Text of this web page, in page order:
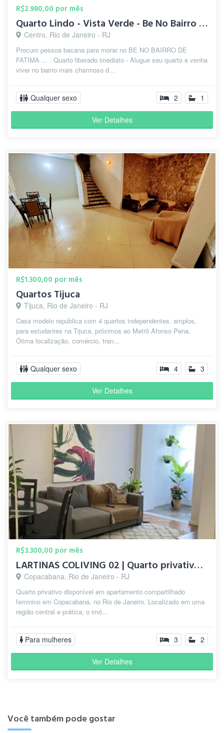
R$2.980,00 por mês
Quarto Lindo - Vista Verde - Be No Bairro de Fatima - Lapa
Centro, Rio de Janeiro - RJ
Procuro pessoa bacana para morar no BE NO BAIRRO DE
FATIMA ... . Quarto liberado imediato - Alugue seu quarto e venha
viver no bairro mais charmoso d...
Qualquer sexo 2 1
Ver Detalhes
R$1.300,00 por mês
Quartos Tijuca
Tijuca, Rio de Janeiro - RJ
Casa modelo república com 4 quartos independentes, amplos,
para estudantes na Tijuca, próximos ao Metrô Afonso Pena.
Ótima localização, comércio, tran...
Qualquer sexo 4 3
Ver Detalhes
R$3.300,00 por mês
LARTINAS COLIVING 02 | Quarto privativo para mulheres em Cop
Copacabana, Rio de Janeiro - RJ
Quarto privativo disponível em apartamento compartilhado
feminino em Copacabana, no Rio de Janeiro. Localizado em uma
região central e prática, o imó...
Para mulheres 3 2
Ver Detalhes
Você também pode gostar